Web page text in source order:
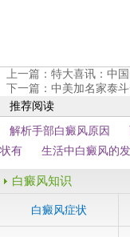
上一篇： 特大喜讯：中
下一篇： 中美加名家泰
推荐阅读
解析手部白癜风原因
状有
生活中白癜风的
白癜风知识
白癜风症状